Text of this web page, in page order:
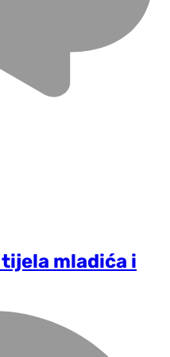
mladića i